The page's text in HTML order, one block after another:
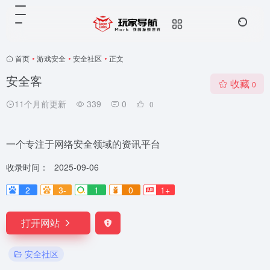
首页 • 游戏安全 • 安全社区 • 正文
安全客
11个月前更新 339 0 0
收藏 0
一个专注于网络安全领域的资讯平台
收录时间：
2025-09-06
2
3- 1 0 1+
打开网站
安全社区